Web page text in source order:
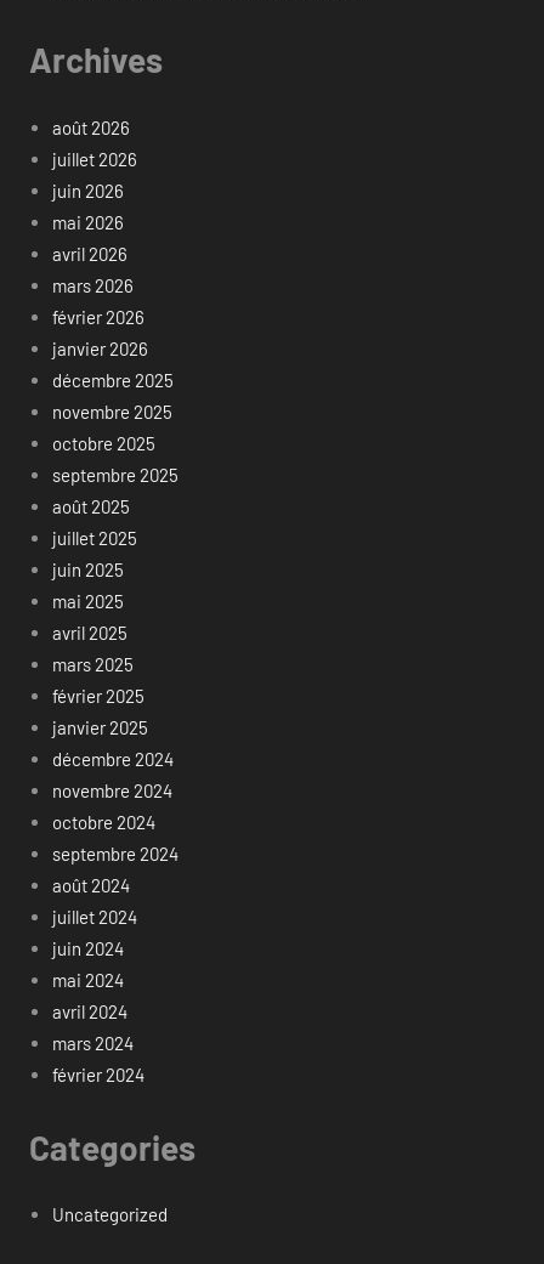
Archives
août 2026
juillet 2026
juin 2026
mai 2026
avril 2026
mars 2026
février 2026
janvier 2026
décembre 2025
novembre 2025
octobre 2025
septembre 2025
août 2025
juillet 2025
juin 2025
mai 2025
avril 2025
mars 2025
février 2025
janvier 2025
décembre 2024
novembre 2024
octobre 2024
septembre 2024
août 2024
juillet 2024
juin 2024
mai 2024
avril 2024
mars 2024
février 2024
Categories
Uncategorized